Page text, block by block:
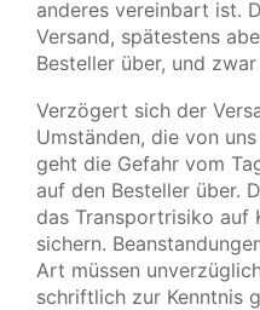
anderes vereinbart ist.
Versand, spätestens
Besteller über, und
Verzögert sich der
Umständen, die von
geht die Gefahr vom
auf den Besteller über.
das Transportrisiko auf
sichern.
Art müssen
schriftlich zur Kenntnis